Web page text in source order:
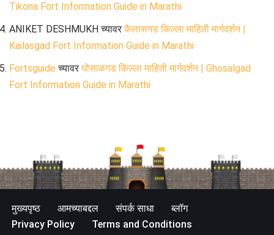
Tikona Fort Information Guide in Marathi
ANIKET DESHMUKH च्यावरकैलासगड किल्ला माहिती मार्गदर्शन |
Kailasgad Fort Information Guide in Marathi
Fortsguide च्यावरघोसाळगड किल्ला माहिती मार्गदर्शन | Ghosalgad
Fort Information Guide in Marathi
मुख्यपृष्ठ आमच्याबद्दल संपर्क साधा
ब्लॉग
Privacy Policy
Terms and Conditions